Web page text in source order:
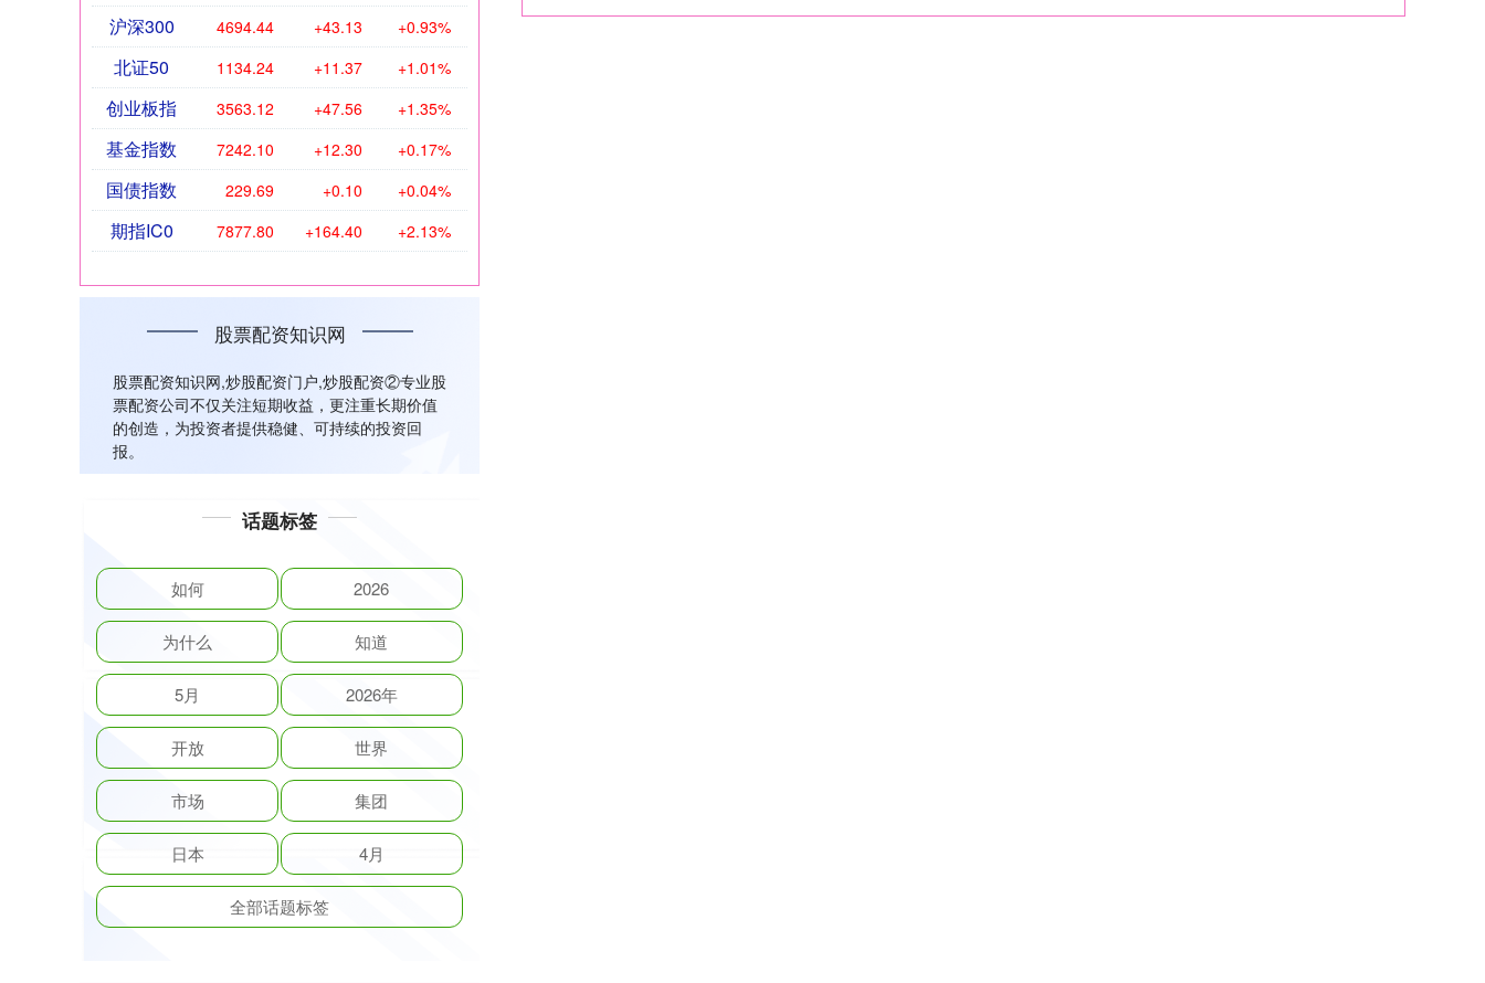
沪深300 4694.44 +43.13 +0.93%
北证50 1134.24 +11.37 +1.01%
创业板指 3563.12 +47.56 +1.35%
基金指数 7242.10 +12.30 +0.17%
国债指数 229.69 +0.10 +0.04%
期指IC0 7877.80 +164.40 +2.13%
股票配资知识网
股票配资知识网,炒股配资门户,炒股配资②专业股
票配资公司不仅关注短期收益，更注重长期价值
的创造，为投资者提供稳健、可持续的投资回
报。
话题标签
如何 2026
为什么 知道
5月 2026年
开放 世界
市场 集团
日本 4月
全部话题标签